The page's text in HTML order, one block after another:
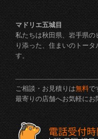
マドリエ五城目
私たちは秋田県、岩手県
り添った、住まいのトー
す。
ご相談・お見積りは無料で
最寄りの店舗へお気軽にお